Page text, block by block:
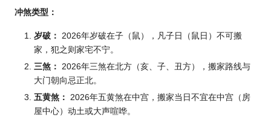
冲煞类型：
岁破：
2026年岁破在子（鼠），凡子日（鼠日）不可搬
家，犯之则家宅不宁。
三煞： 2026年三煞在北方（亥、子、丑方），搬家路线与
大门朝向忌正北。
五黄煞： 2026年五黄煞在中宫，搬家当日不宜在中宫（房
屋中心）动土或大声喧哗。